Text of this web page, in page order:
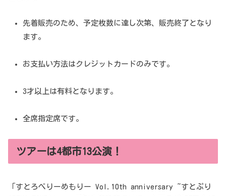
先着販売のため、予定枚数に達し次第、販売終了となり
ます。
お支払い方法はクレジットカードのみです。
3才以上は有料となります。
全席指定席です。
ツアーは4都市13公演！
「すとろべりーめもりー Vol.10th anniversary ~すとぷり